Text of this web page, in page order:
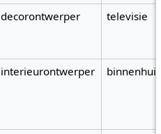
decorontwerper televisie
interieurontwerper